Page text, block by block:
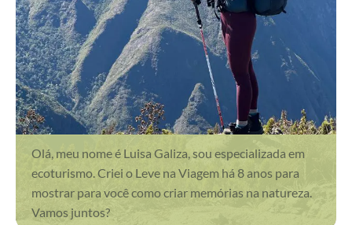
Olá, meu nome é Luisa Galiza, sou especializada em
ecoturismo. Criei o Leve na Viagem há 8 anos para
mostrar para você como criar memórias na natureza.
Vamos juntos?